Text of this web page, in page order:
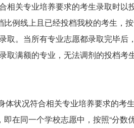
相关专业培养要求的考生录取时以
比例线上且已经投档我校的考生，
取。当所有专业志愿都录取完毕后
取满额的专业，无法调剂的投档考
体状况符合相关专业培养要求的考
在同一个学校志愿中，按照“分数